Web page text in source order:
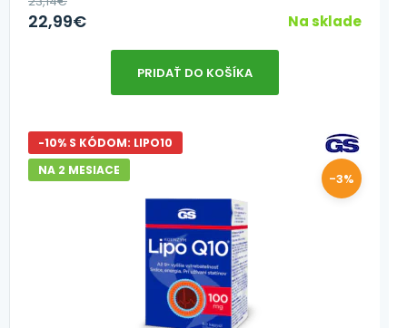
22,99€ Na sklade
PRIDAŤ DO KOŠÍKA
-10% S KÓDOM: LIPO10
NA 2 MESIACE
-3%